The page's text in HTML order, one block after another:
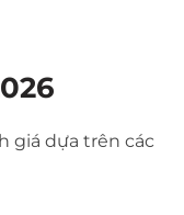
giá dựa trên các